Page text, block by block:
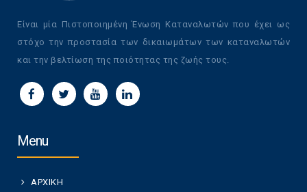
Είναι μία Πιστοποιημένη Ένωση Καταναλωτών που έχει ως
στόχο την προστασία των δικαιωμάτων των καταναλωτών
και την βελτίωση της ποιότητας της ζωής τους.
Menu
ΑΡΧΙΚΗ